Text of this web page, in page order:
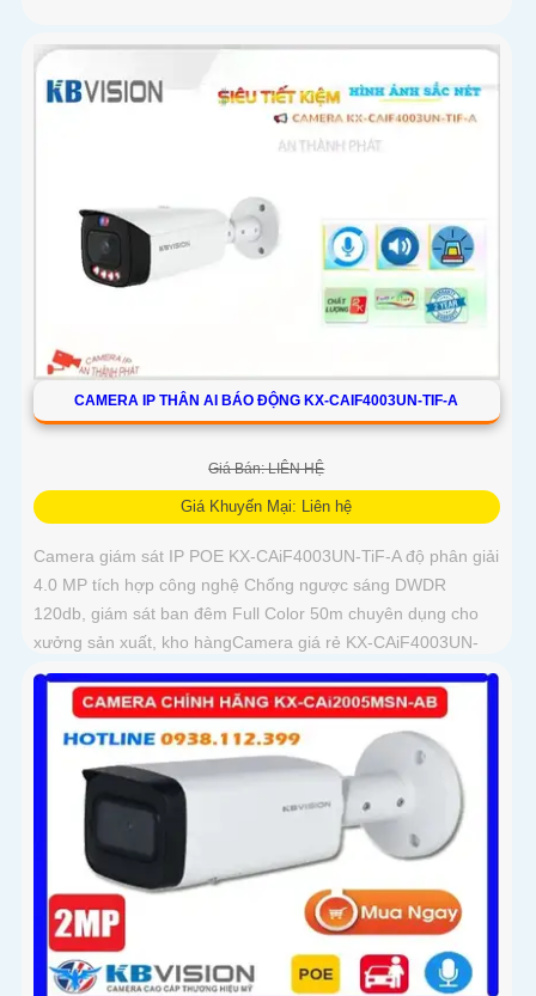
CAMERA IP THÂN AI BÁO ĐỘNG KX-CAIF4003UN-TIF-A
Giá Bán: LIÊN HỆ
Giá Khuyến Mại: Liên hệ
Camera giám sát IP POE KX-CAiF4003UN-TiF-A độ phân giải
4.0 MP tích hợp công nghệ Chống ngược sáng DWDR
120db, giám sát ban đêm Full Color 50m chuyên dụng cho
xưởng sản xuất, kho hàngCamera giá rẻ KX-CAiF4003UN-
TiF-A, độ phân giải 4